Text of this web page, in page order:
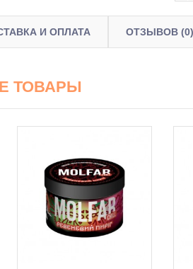
И ОПЛАТА ОТЗЫВОВ (0)
ТОВАРЫ